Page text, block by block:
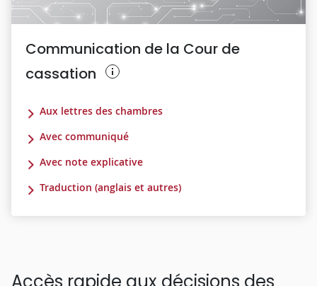
Communication de la Cour de
cassation
Aux lettres des chambres
Avec communiqué
Avec note explicative
Traduction (anglais et autres)
Accès rapide aux décisions des